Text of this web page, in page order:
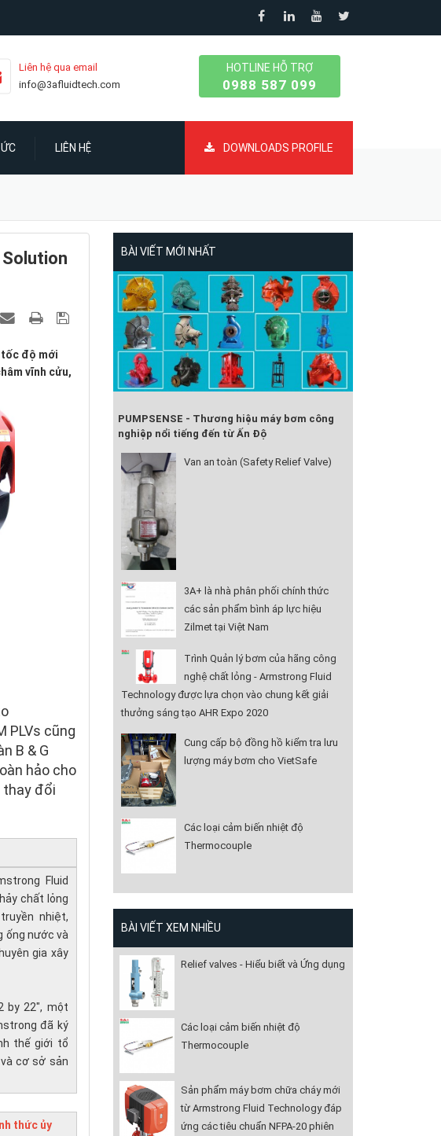
Liên hệ qua email
info@3afluidtech.com
HOTLINE HỖ TRỢ
0988 587 099
LIÊN HỆ DOWNLOADS PROFILE
tốc độ mới
vĩnh cửu,
PLVs cũng
B & G
hảo cho
thay đổi
Fluid
chất lỏng
nhiệt,
ống nước và
gia xây
by 22", một
đã ký
thế giới tổ
cơ sở sản
thức ủy
BÀI VIẾT MỚI NHẤT
PUMPSENSE - Thương hiệu máy bơm công
nghiệp nổi tiếng đến từ Ấn Độ
Van an toàn (Safety Relief Valve)
3A+ là nhà phân phối chính thức
các sản phẩm bình áp lực hiệu
Zilmet tại Việt Nam
Trình Quản lý bơm của hãng công
nghệ chất lỏng - Armstrong Fluid
Technology được lựa chọn vào chung kết giải
thưởng sáng tạo AHR Expo 2020
Cung cấp bộ đồng hồ kiểm tra lưu
lượng máy bơm cho VietSafe
Các loại cảm biến nhiệt độ
Thermocouple
BÀI VIẾT XEM NHIỀU
Relief valves - Hiểu biết và Ứng dụng
Các loại cảm biến nhiệt độ
Thermocouple
Sản phẩm máy bơm chữa cháy mới
từ Armstrong Fluid Technology đáp
ứng các tiêu chuẩn NFPA-20 phiên